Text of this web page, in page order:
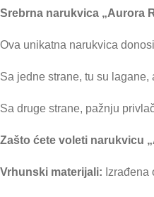
Srebrna narukvica „Aurora
Ova unikatna narukvica
Sa jedne strane, tu su
Sa druge strane, pažnju
Zašto ćete voleti narukvicu
Vrhunski materijali: